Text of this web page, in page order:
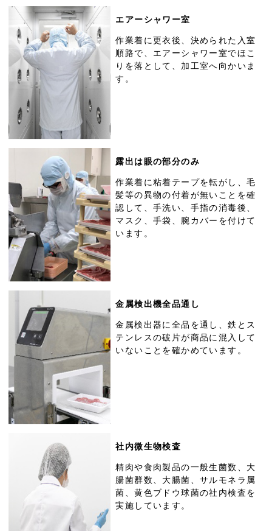
エアーシャワー室
作業着に更衣後、決められた入室
順路で、エアーシャワー室でほこ
りを落として、加工室へ向かいま
す。
露出は眼の部分のみ
作業着に粘着テープを転がし、毛
髪等の異物の付着が無いことを確
認して、手洗い、手指の消毒後、
マスク、手袋、腕カバーを付けて
います。
金属検出機全品通し
金属検出器に全品を通し、鉄とス
テンレスの破片が商品に混入して
いないことを確かめています。
社内微生物検査
精肉や食肉製品の一般生菌数、大
腸菌群数、大腸菌、サルモネラ属
菌、黄色ブドウ球菌の社内検査を
実施しています。